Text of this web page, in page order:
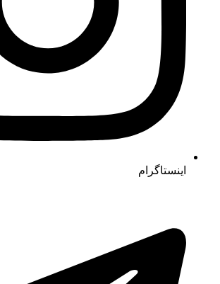
اینستاگرام